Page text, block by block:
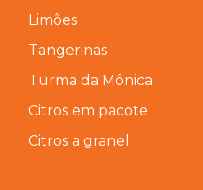
Limões
Tangerinas
Turma da Mônica
Citros em pacote
Citros a granel